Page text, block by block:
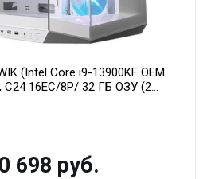
(Intel Core i9-13900KF OEM
C24 16EC/8P/ 32 ГБ ОЗУ (2
GAMING OC 16GB GDDR6
698 руб.